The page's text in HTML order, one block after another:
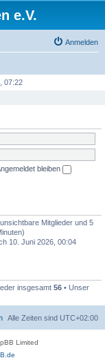
e.V.
Anmelden
07:22
bleiben
Mitglieder und 5
10. Juni 2026, 00:04
insgesamt 56 • Unser
Alle Zeiten sind UTC+02:00
Limited